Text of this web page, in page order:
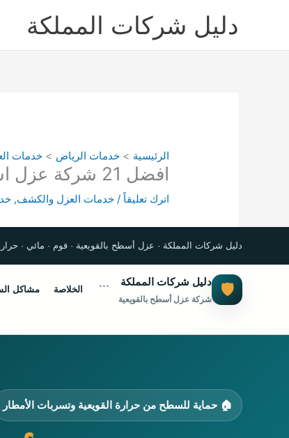
دليل شركات المملكة
الرئيسية خدمات الرياض خدمات
افضل 21 شركة عزل اسطح بالقويعية دليل شركات عزل الاسطح بالقويعية
اترك تعليقاً /خدمات العزل والكشف,
دليل شركات المملكة · عزل أسطح بالقويعية · فوم · مائي ·
🛡️ دليل شركات المملكة
شركة عزل أسطح بالقويعية
``` الخلاصة مشاكل
🏠 حماية للسطح من حرارة القويعية وتسربات الأمطار